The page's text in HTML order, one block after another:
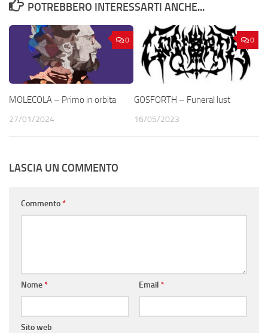
POTREBBERO INTERESSARTI ANCHE...
0
MOLECOLA – Primo in orbita
27/01/2024
0
GOSFORTH – Funeral lust
16/05/2023
LASCIA UN COMMENTO
Commento*
Nome* Email *
Sito web